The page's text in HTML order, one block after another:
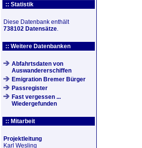
:: Statistik
Diese Datenbank enthält
738102 Datensätze.
:: Weitere Datenbanken
Abfahrtsdaten von
Auswandererschiffen
Emigration Bremer Bürger
Passregister
Fast vergessen ...
Wiedergefunden
:: Mitarbeit
Projektleitung
Karl Wesling